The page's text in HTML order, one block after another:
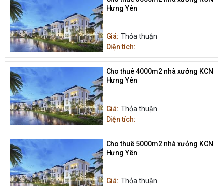
Hưng Yên
Giá: Thỏa thuận
Diện tích:
Cho thuê 4000m2 nhà xưởng KCN
Hưng Yên
Giá: Thỏa thuận
Diện tích:
Cho thuê 5000m2 nhà xưởng KCN
Hưng Yên
Giá: Thỏa thuận